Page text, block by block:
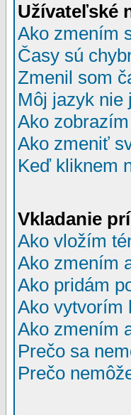
Užívateľské
Ako zmením
Časy sú
Zmenil som
Môj jazyk nie
Ako
Ako zmeniť
Keď kliknem
Vkladanie
Ako vložím
Ako zmením
Ako pridám
Ako vytvorím
Ako zmením
Prečo sa
Prečo